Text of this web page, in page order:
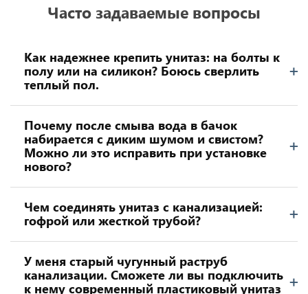
Часто задаваемые вопросы
Как надежнее крепить унитаз: на болты к
полу или на силикон? Боюсь сверлить
теплый пол.
Почему после смыва вода в бачок
набирается с диким шумом и свистом?
Можно ли это исправить при установке
нового?
Чем соединять унитаз с канализацией:
гофрой или жесткой трубой?
У меня старый чугунный раструб
канализации. Сможете ли вы подключить
к нему современный пластиковый унитаз